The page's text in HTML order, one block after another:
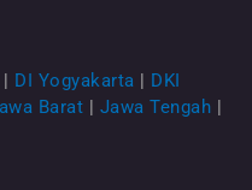
| DI Yogyakarta | DKI
Barat | Jawa Tengah |